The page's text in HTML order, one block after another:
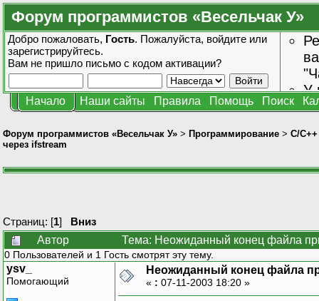
Форум программистов «Весельчак У»
Добро пожаловать, Гость. Пожалуйста, войдите или
зарегистрируйтесь.
Вам не пришло письмо с кодом активации?
У
Начало Наши сайты Правила Помощь Поиск
Форум программистов «Весельчак У» > Программирование > C/C++
через ifstream
Страниц: [1] Вниз
Автор
Тема: Неожиданный конец файла
0 Пользователей и 1 Гость смотрят эту тему.
ysv_
Помогающий
Неожиданный конец файла
« : 07-11-2003 18:20 »